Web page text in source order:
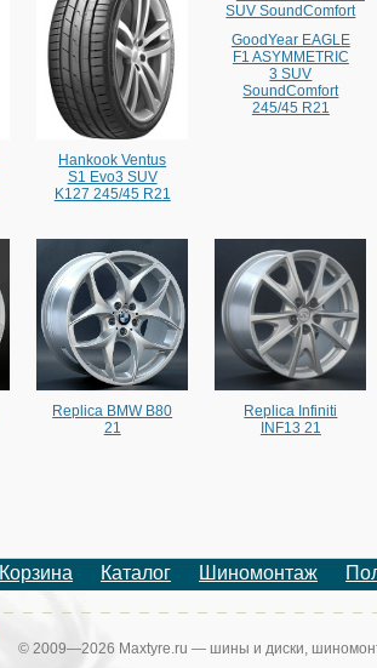
Hankook Ventus
S1 Evo3 SUV
K127 245/45 R21
GoodYear EAGLE
F1 ASYMMETRIC
3 SUV
SoundComfort
245/45 R21
Replica BMW B80
21
Replica Infiniti
INF13 21
Корзина Каталог Шиномонтаж
© 2009—2026 Maxtyre.ru — шины и диски,